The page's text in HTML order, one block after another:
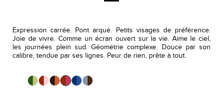
Expression carrée. Pont arqué. Petits visages de préférence.
Joie de vivre. Comme un écran ouvert sur la vie. Aime le ciel,
les journées plein sud. Géométrie complexe. Douce par son
calibre, tendue par ses lignes. Peur de rien, prête à tout.